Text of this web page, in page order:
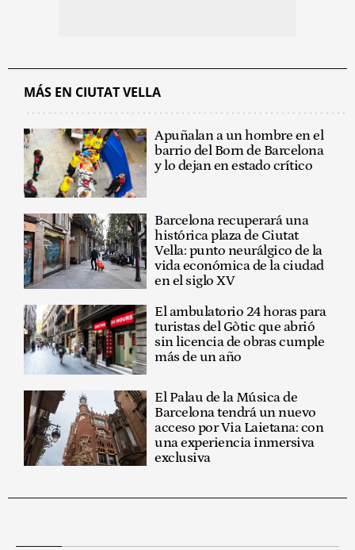
MÁS EN CIUTAT VELLA
Apuñalan a un hombre en el
barrio del Born de Barcelona
y lo dejan en estado crítico
Barcelona recuperará una
histórica plaza de Ciutat
Vella: punto neurálgico de la
vida económica de la ciudad
en el siglo XV
El ambulatorio 24 horas para
turistas del Gòtic que abrió
sin licencia de obras cumple
más de un año
El Palau de la Música de
Barcelona tendrá un nuevo
acceso por Via Laietana: con
una experiencia inmersiva
exclusiva